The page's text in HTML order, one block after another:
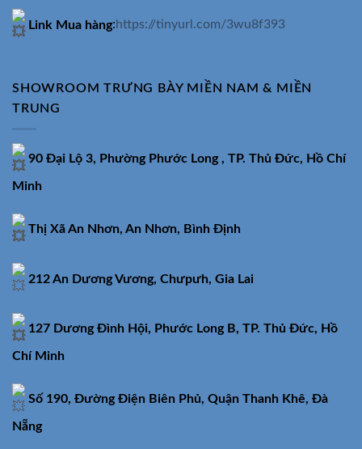
Link Mua hàng:https://tinyurl.com/3wu8f393
SHOWROOM TRƯNG BÀY MIỀN NAM & MIỀN
TRUNG
90 Đại Lộ 3, Phường Phước Long , TP. Thủ Đức, Hồ Chí
Minh
Thị Xã An Nhơn, An Nhơn, Bình Định
212 An Dương Vương, Chưpưh, Gia Lai
127 Dương Đình Hội, Phước Long B, TP. Thủ Đức, Hồ
Chí Minh
Số 190, Đường Điện Biên Phủ, Quận Thanh Khê, Đà
Nẵng